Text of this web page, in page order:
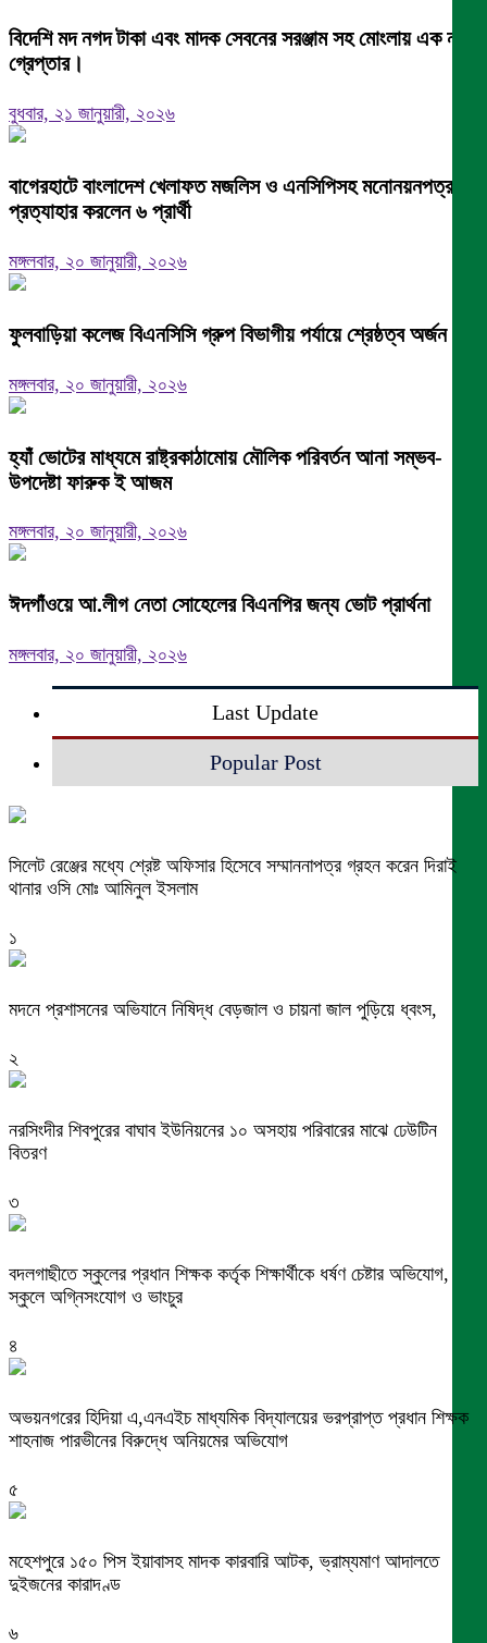
বিদেশি মদ নগদ টাকা এবং মাদক সেবনের সরঞ্জাম সহ মোংলায় এক নারী
গ্রেপ্তার।
বুধবার, ২১ জানুয়ারী, ২০২৬
বাগেরহাটে বাংলাদেশ খেলাফত মজলিস ও এনসিপিসহ মনোনয়নপত্র
প্রত্যাহার করলেন ৬ প্রার্থী
মঙ্গলবার, ২০ জানুয়ারী, ২০২৬
ফুলবাড়িয়া কলেজ বিএনসিসি গ্রুপ বিভাগীয় পর্যায়ে শ্রেষ্ঠত্ব অর্জন।
মঙ্গলবার, ২০ জানুয়ারী, ২০২৬
হ্যাঁ ভোটের মাধ্যমে রাষ্ট্রকাঠামোয় মৌলিক পরিবর্তন আনা সম্ভব-
উপদেষ্টা ফারুক ই আজম
মঙ্গলবার, ২০ জানুয়ারী, ২০২৬
ঈদগাঁওয়ে আ.লীগ নেতা সোহেলের বিএনপির জন্য ভোট প্রার্থনা
মঙ্গলবার, ২০ জানুয়ারী, ২০২৬
Last Update
Popular Post
সিলেট রেঞ্জের মধ্যে শ্রেষ্ট অফিসার হিসেবে সম্মাননাপত্র গ্রহন করেন দিরাই
থানার ওসি মোঃ আমিনুল ইসলাম
১
মদনে প্রশাসনের অভিযানে নিষিদ্ধ বেড়জাল ও চায়না জাল পুড়িয়ে ধ্বংস,
২
নরসিংদীর শিবপুরের বাঘাব ইউনিয়নের ১০ অসহায় পরিবারের মাঝে ঢেউটিন
বিতরণ
৩
বদলগাছীতে স্কুলের প্রধান শিক্ষক কর্তৃক শিক্ষার্থীকে ধর্ষণ চেষ্টার অভিযোগ,
স্কুলে অগ্নিসংযোগ ও ভাংচুর
৪
অভয়নগরের হিদিয়া এ,এনএইচ মাধ্যমিক বিদ্যালয়ের ভরপ্রাপ্ত প্রধান শিক্ষক
শাহনাজ পারভীনের বিরুদ্ধে অনিয়মের অভিযোগ
৫
মহেশপুরে ১৫০ পিস ইয়াবাসহ মাদক কারবারি আটক, ভ্রাম্যমাণ আদালতে
দুইজনের কারাদণ্ড
৬